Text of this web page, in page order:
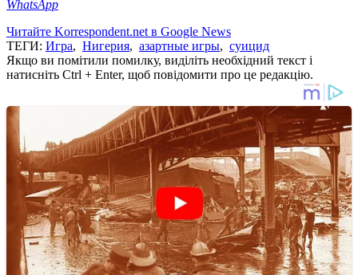
WhatsApp
Читайте Korrespondent.net в Google News
ТЕГИ: Игра, Нигерия, азартные игры, суицид
Якщо ви помітили помилку, виділіть необхідний текст і
натисніть Ctrl + Enter, щоб повідомити про це редакцію.